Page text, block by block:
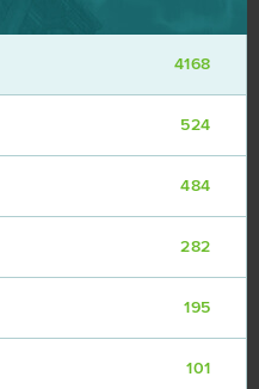
4168
524
484
282
195
101